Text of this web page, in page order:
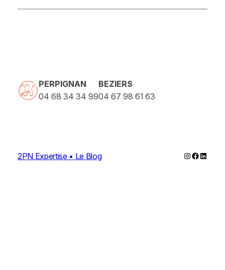
PERPIGNAN
04 68 34 34 99
BEZIERS
04 67 98 61 63
2PN Expertise • Le Blog Instagram